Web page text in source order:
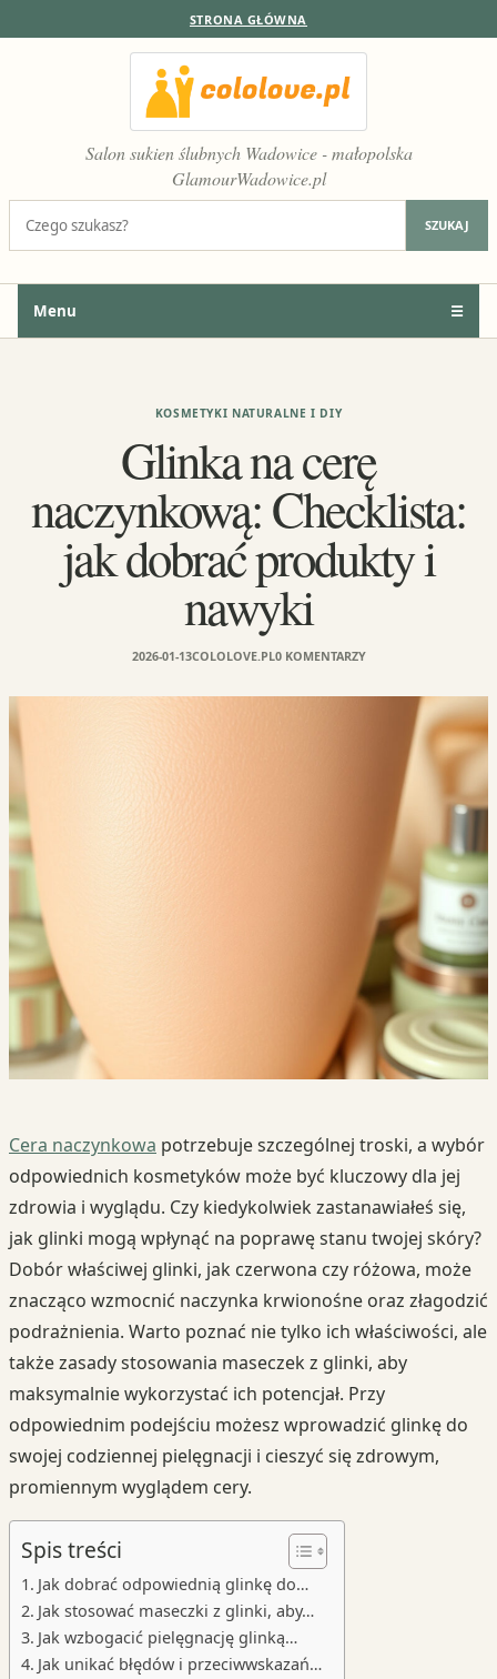
STRONA GŁÓWNA
Salon sukien ślubnych Wadowice - małopolska
GlamourWadowice.pl
SZUKAJ
Menu ☰
KOSMETYKI NATURALNE I DIY
Glinka na cerę
naczynkową: Checklista:
jak dobrać produkty i
nawyki
2026-01-13COLOLOVE.PL0 KOMENTARZY
Cera naczynkowa potrzebuje szczególnej troski, a wybór
odpowiednich kosmetyków może być kluczowy dla jej
zdrowia i wyglądu. Czy kiedykolwiek zastanawiałeś się,
jak glinki mogą wpłynąć na poprawę stanu twojej skóry?
Dobór właściwej glinki, jak czerwona czy różowa, może
znacząco wzmocnić naczynka krwionośne oraz złagodzić
podrażnienia. Warto poznać nie tylko ich właściwości, ale
także zasady stosowania maseczek z glinki, aby
maksymalnie wykorzystać ich potencjał. Przy
odpowiednim podejściu możesz wprowadzić glinkę do
swojej codziennej pielęgnacji i cieszyć się zdrowym,
promiennym wyglądem cery.
Spis treści
Jak dobrać odpowiednią glinkę do…
Jak stosować maseczki z glinki, aby…
Jak wzbogacić pielęgnację glinką…
Jak unikać błędów i przeciwwskazań…